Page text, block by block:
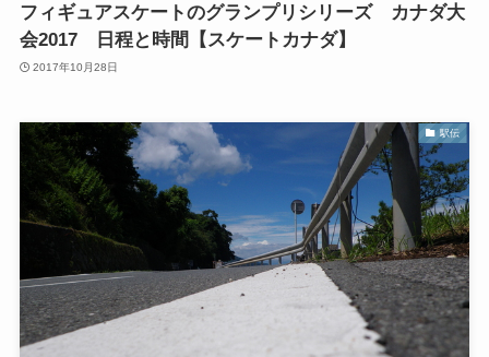
フィギュアスケートのグランプリシリーズ カナダ大
会2017 日程と時間【スケートカナダ】
2017年10月28日
駅伝